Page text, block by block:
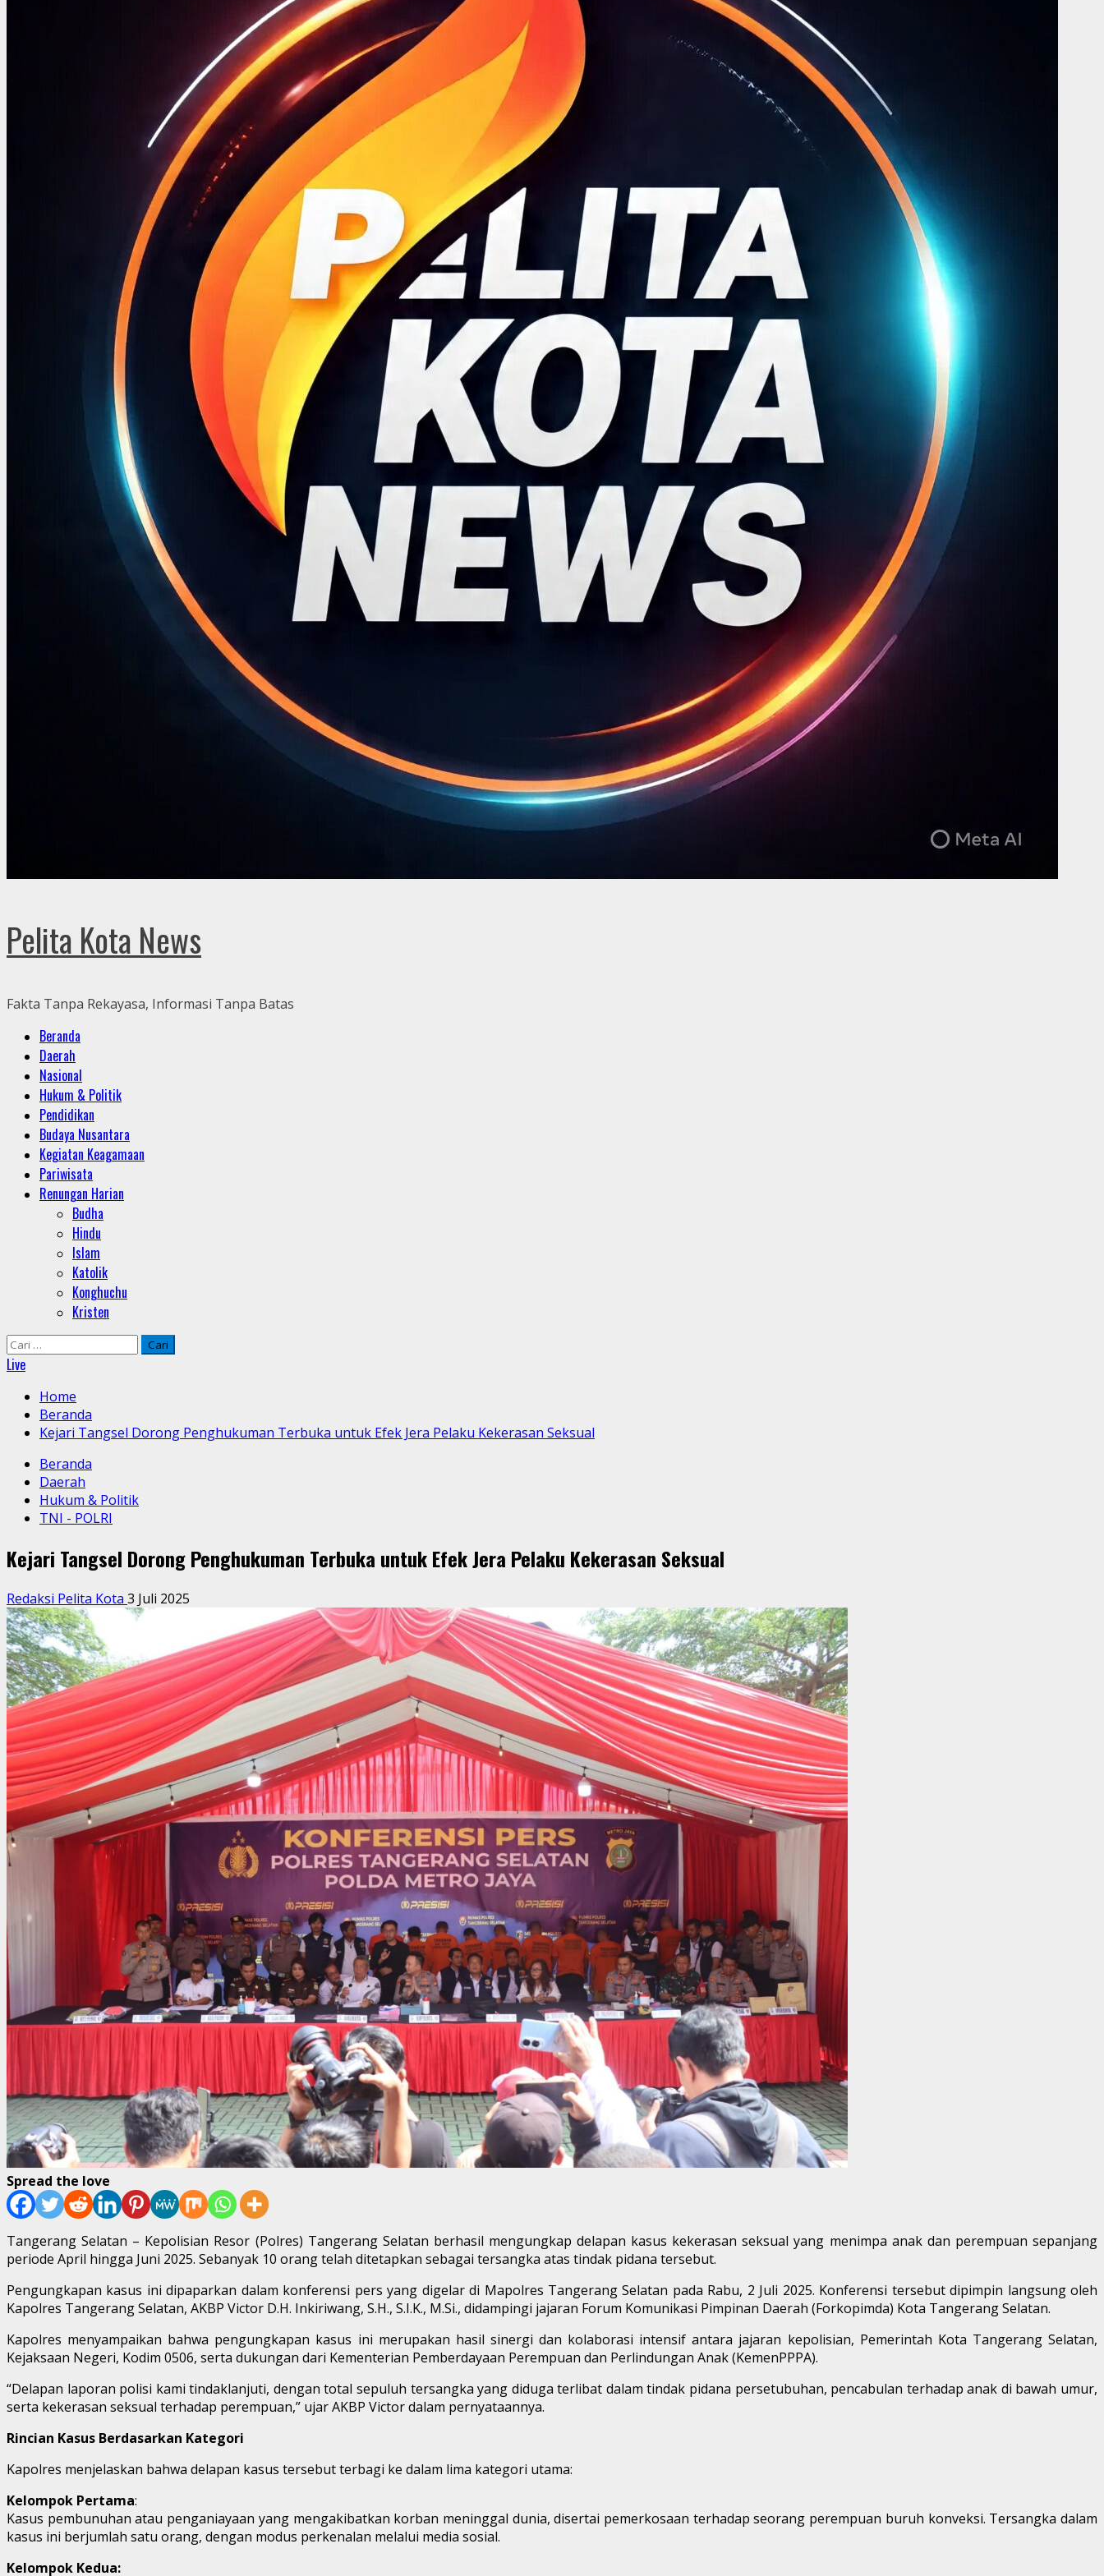
Pelita Kota News
Fakta Tanpa Rekayasa, Informasi Tanpa Batas
Primary
Menu
Beranda
Daerah
Nasional
Hukum & Politik
Pendidikan
Budaya Nusantara
Kegiatan Keagamaan
Pariwisata
Renungan Harian
Budha
Hindu
Islam
Katolik
Konghuchu
Kristen
Cari
untuk:
Live
Home
Beranda
Kejari Tangsel Dorong Penghukuman Terbuka untuk Efek Jera Pelaku Kekerasan Seksual
Beranda
Daerah
Hukum & Politik
TNI - POLRI
Kejari Tangsel Dorong Penghukuman Terbuka untuk Efek Jera Pelaku Kekerasan Seksual
Redaksi Pelita Kota 3 Juli 2025
Spread the love
Tangerang Selatan – Kepolisian Resor (Polres) Tangerang Selatan berhasil mengungkap delapan kasus kekerasan seksual yang menimpa anak dan perempuan sepanjang
periode April hingga Juni 2025. Sebanyak 10 orang telah ditetapkan sebagai tersangka atas tindak pidana tersebut.
Pengungkapan kasus ini dipaparkan dalam konferensi pers yang digelar di Mapolres Tangerang Selatan pada Rabu, 2 Juli 2025. Konferensi tersebut dipimpin langsung oleh
Kapolres Tangerang Selatan, AKBP Victor D.H. Inkiriwang, S.H., S.I.K., M.Si., didampingi jajaran Forum Komunikasi Pimpinan Daerah (Forkopimda) Kota Tangerang Selatan.
Kapolres menyampaikan bahwa pengungkapan kasus ini merupakan hasil sinergi dan kolaborasi intensif antara jajaran kepolisian, Pemerintah Kota Tangerang Selatan,
Kejaksaan Negeri, Kodim 0506, serta dukungan dari Kementerian Pemberdayaan Perempuan dan Perlindungan Anak (KemenPPPA).
“Delapan laporan polisi kami tindaklanjuti, dengan total sepuluh tersangka yang diduga terlibat dalam tindak pidana persetubuhan, pencabulan terhadap anak di bawah umur,
serta kekerasan seksual terhadap perempuan,” ujar AKBP Victor dalam pernyataannya.
Rincian Kasus Berdasarkan Kategori
Kapolres menjelaskan bahwa delapan kasus tersebut terbagi ke dalam lima kategori utama:
Kelompok Pertama:
Kasus pembunuhan atau penganiayaan yang mengakibatkan korban meninggal dunia, disertai pemerkosaan terhadap seorang perempuan buruh konveksi. Tersangka dalam
kasus ini berjumlah satu orang, dengan modus perkenalan melalui media sosial.
Kelompok Kedua: